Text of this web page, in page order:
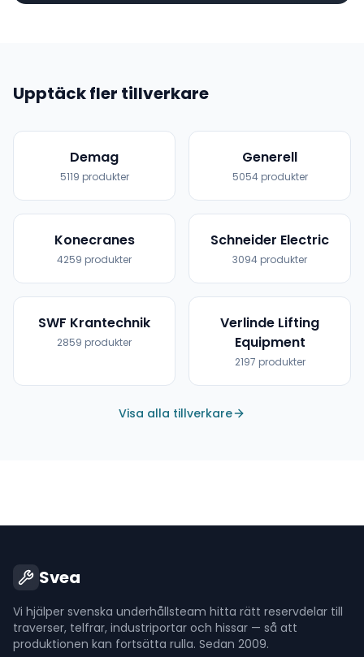
Upptäck fler tillverkare
Demag
5119 produkter
Generell
5054produkter
Konecranes
4259 produkter
Schneider Electric
3094 produkter
SWF Krantechnik
2859 produkter
Verlinde Lifting
Equipment
2197 produkter
Visa alla tillverkare
Svea
Vi hjälper svenska underhållsteam hitta rätt reservdelar till
traverser, telfrar, industriportar och hissar — så att
produktionen kan fortsätta rulla. Sedan 2009.